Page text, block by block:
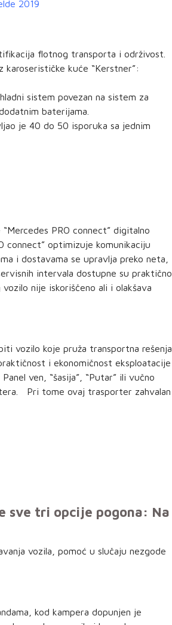
flotnog transporta i održivost.
karoserističke kuće “Kerstner”:
sistem povezan na sistem za
baterijama.
je 40 do 50 isporuka sa jednim
PRO connect” digitalno
connect” optimizuje komunikaciju
i dostavama se upravlja preko neta,
intervala dostupne su praktično
nije iskoriščeno ali i olakšava
vozilo koje pruža transportna rešenja
i ekonomičnost eksploatacije
ven, “šasija”, “Putar” ili vučno
Pri tome ovaj trasporter zahvalan
sve tri opcije pogona: Na
vozila, pomoć u slučaju nezgode
kod kampera dopunjen je